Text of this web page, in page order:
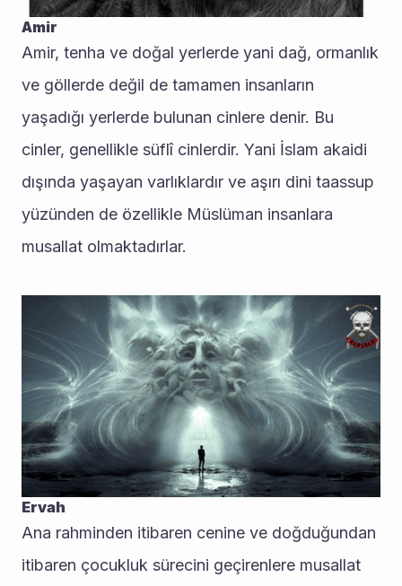
Amir
Amir, tenha ve doğal yerlerde yani dağ, ormanlık
ve göllerde değil de tamamen insanların
yaşadığı yerlerde bulunan cinlere denir. Bu
cinler, genellikle süflî cinlerdir. Yani İslam akaidi
dışında yaşayan varlıklardır ve aşırı dini taassup
yüzünden de özellikle Müslüman insanlara
musallat olmaktadırlar.
Ervah
Ana rahminden itibaren cenine ve doğduğundan
itibaren çocukluk sürecini geçirenlere musallat